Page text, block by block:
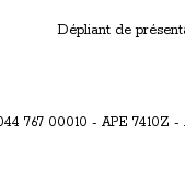
Dépliant de
767 00010 - APE 7410Z